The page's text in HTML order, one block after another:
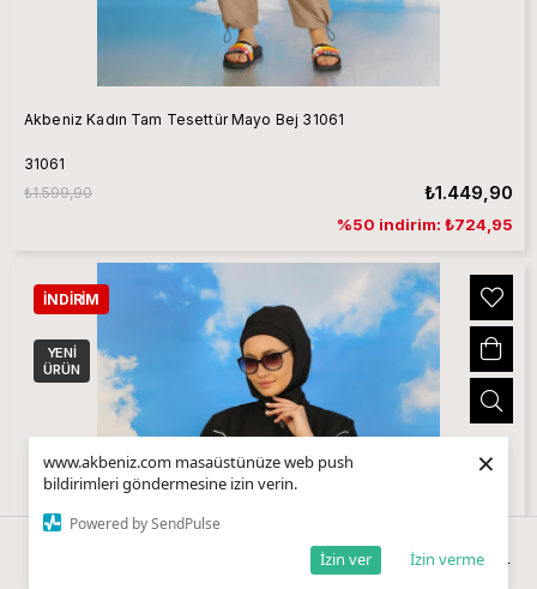
www.akbeniz.com masaüstünüze web push
bildirimleri göndermesine izin verin.
Powered by SendPulse
İzin verme
İzin ver
×
Akbeniz Kadın Tam Tesettür Mayo Bej 31061
31061
₺1.449,90
₺1.599,90
%50 indirim: ₺724,95
İNDIRIM
YENI
ÜRÜN
Favorilerim Kategoriler